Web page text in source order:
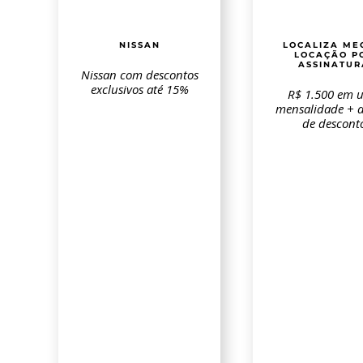
NISSAN
Nissan com descontos
exclusivos até 15%
LOCALIZA
LOCAÇÃO
R$ 1.500 em
mensalidade +
de